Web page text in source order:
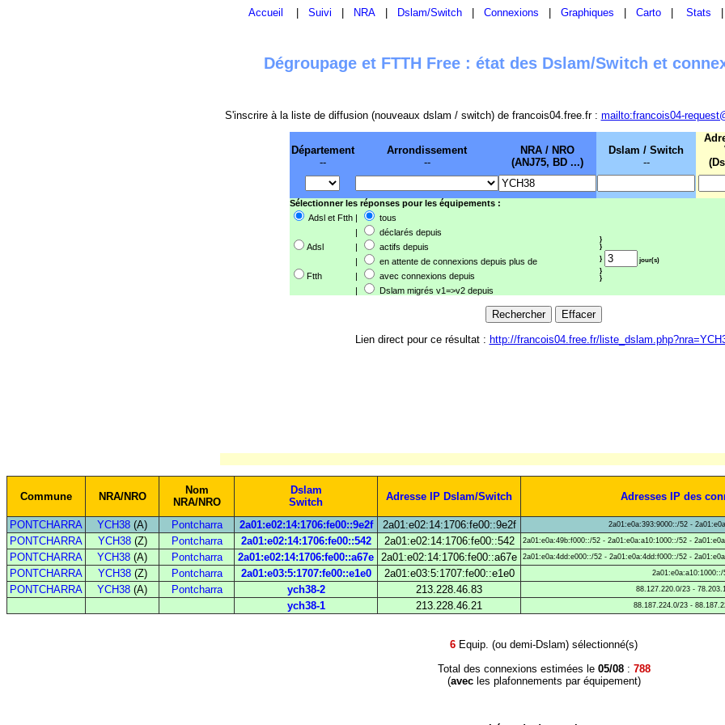
Accueil Suivi NRA Dslam/Switch Connexions Graphiques Carto Stats
Dégroupage et FTTH Free : état des Dslam/Switch et
S'inscrire à la liste de diffusion (nouveaux dslam / switch) de francois04.free.fr : mailto:francois04-
Département
--
Arrondissement
--
NRA / NRO
(ANJ75, BD ...)
Dslam / Switch
--
Sélectionner les réponses pour les équipements :
Adsl et Ftth |
tous
|
déclarés depuis
}
}
}
jour(s)
}
}
Adsl |
actifs depuis
|
en attente de connexions depuis plus de
Ftth
|
avec connexions depuis
|
Dslam migrés v1=>v2 depuis
Lien direct pour ce résultat : http://francois04.free.fr/
Commune NRA/NRO
Nom
NRA/NRO
Dslam
Switch
Adresse IP Dslam/Switch Adresses IP des
PONTCHARRA
YCH38 (A) Pontcharra 2a01:e02:14:1706:fe00::9e2f 2a01:e02:14:1706:fe00::9e2f 2a01:e0a:393:9000::/52 -
PONTCHARRA YCH38(Z) Pontcharra 2a01:e02:14:1706:fe00::542 2a01:e02:14:1706:fe00::542 2a01:e0a:49b:f000::/52 - 2a01:e0a:a10:1000::/52 -
PONTCHARRA
YCH38 (A) Pontcharra 2a01:e02:14:1706:fe00::a67e 2a01:e02:14:1706:fe00::a67e 2a01:e0a:4dd:e000::/52 - 2a01:e0a:4dd:f000::/52 -
PONTCHARRA
YCH38(Z) Pontcharra 2a01:e03:5:1707:fe00::e1e0 2a01:e03:5:1707:fe00::e1e0 2a01:e0a:a10:1000::/
PONTCHARRA YCH38 (A) Pontcharra ych38-2 213.228.46.83 88.127.220.0/23 -
ych38-1 213.228.46.21 88.187.224.0/23 -
6 Equip. (ou demi-Dslam) sélectionné(s)
Total des connexions estimées le 05/08: 788
(avecles plafonnements par équipement)